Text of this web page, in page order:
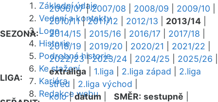
Základní údaje
Vedení a kontakty
Logo
Historie
Podrobná historie
Ke stažení
Kariéra
Redakce webu
SEZONA:
2006/07|2007/08 2008/09 2009/10
2010/11|2011/12 2012/13 2013/14
2014/15
2015/16 2016/17 2017/18
2018/19
2019/20 2020/21 2021/22
2022/23|2023/24 2024/25 2025/26
LIGA:
extraliga 1.liga 2.liga západ
2.liga
střed
2.liga východ
kolo|datum SMĚR: sestupně